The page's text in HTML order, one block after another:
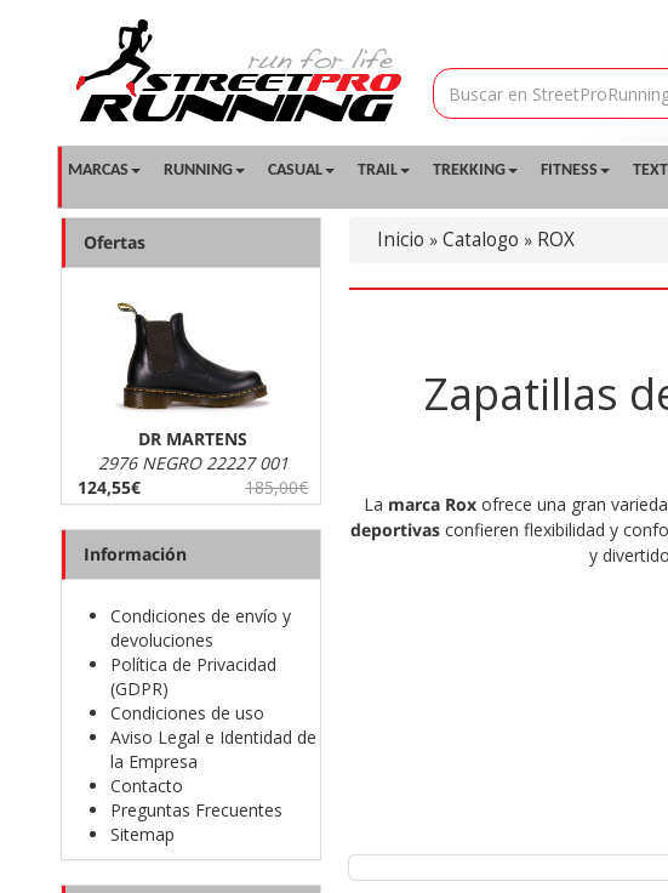
MARCAS RUNNING CASUAL TRAIL TREKKING FITNESS
Inicio » Catalogo » ROX
Zapatillas
La marca Rox ofrece una gran
deportivas confieren flexibilidad y
y
Ofertas
DR MARTENS
2976 NEGRO 22227 001
124,55€
185,00€
Información
Condiciones de envío y
devoluciones
Política de Privacidad
(GDPR)
Condiciones de uso
Aviso Legal e Identidad de
la Empresa
Contacto
Preguntas Frecuentes
Sitemap